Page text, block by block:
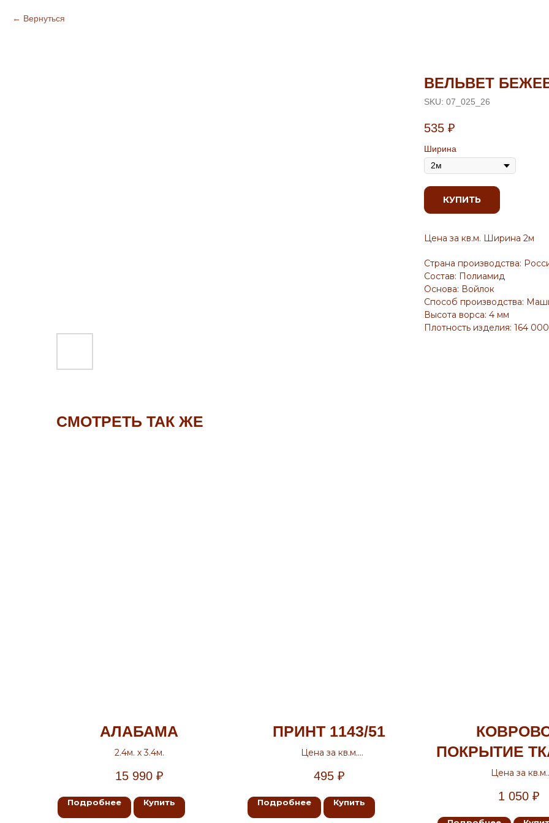
Вернуться
ВЕЛЬВЕТ
SKU: 07_025_26
535 ₽
Ширина
КУПИТЬ
Цена за кв.м. Ширина 2м
Страна производства:
Состав: Полиамид
Основа: Войлок
Способ производства:
Высота ворса: 4 мм
Плотность изделия: 164
СМОТРЕТЬ ТАК ЖЕ
АЛАБАМА
2.4м. х 3.4м.
15 990 ₽
Подробнее Купить
ПРИНТ 1143/51
Цена за кв.м.
495 ₽
Подробнее Купить
ПОКРЫТИЕ
ДЕ
Цена за кв.м.
1 050 ₽